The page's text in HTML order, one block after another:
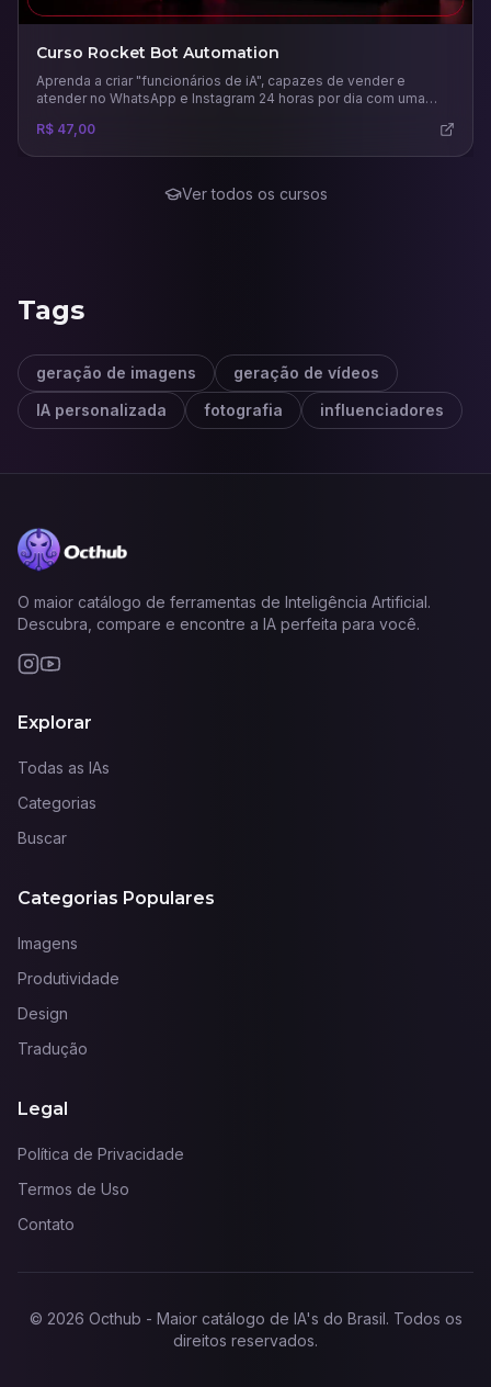
Curso Rocket Bot Automation
Aprenda a criar "funcionários de iA", capazes de vender e
atender no WhatsApp e Instagram 24 horas por dia com uma
R$ 47,00
Ver todos os cursos
Tags
geração de imagens
geração de vídeos
IA personalizada
fotografia influenciadores
O maior catálogo de ferramentas de Inteligência Artificial.
Descubra, compare e encontre a IA perfeita para você.
Explorar
Todas as IAs
Categorias
Buscar
Categorias Populares
Imagens
Produtividade
Design
Tradução
Legal
Política de Privacidade
Termos de Uso
Contato
© 2026 Octhub - Maior catálogo de IA's do Brasil. Todos os
direitos reservados.